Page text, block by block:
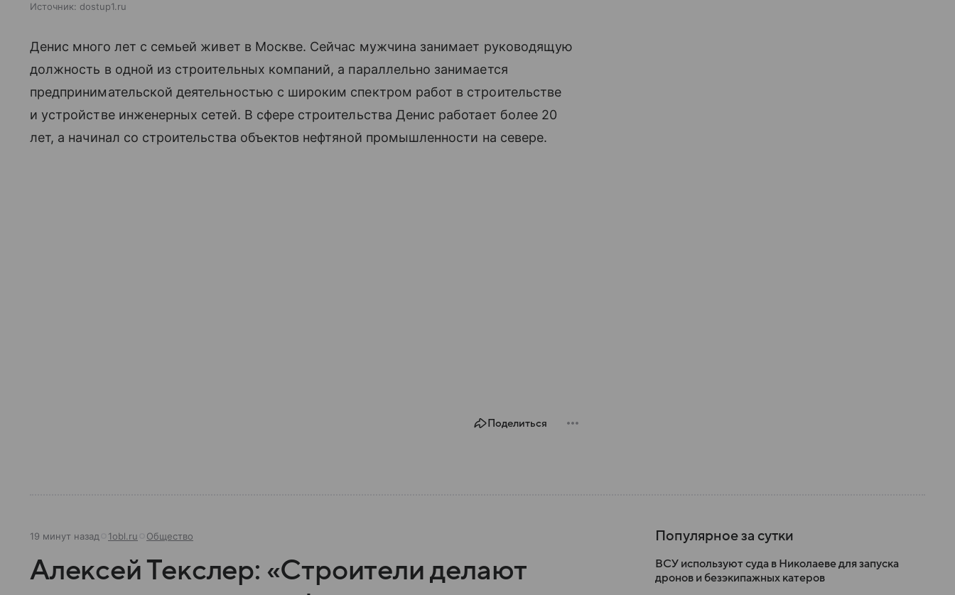
Источник: dostup1.ru
Денис много лет с семьей живет в Москве. Сейчас мужчина занимает руководящую
должность в одной из строительных компаний, а параллельно занимается
предпринимательской деятельностью с широким спектром работ в строительстве
и устройстве инженерных сетей. В сфере строительства Денис работает более 20
лет, а начинал со строительства объектов нефтяной промышленности на севере.
Поделиться
19 минут назад 1obl.ru Общество
Алексей Текслер: «Строители делают
Популярное за сутки
ВСУ используют суда в Николаеве для запуска
дронов и безэкипажных катеров